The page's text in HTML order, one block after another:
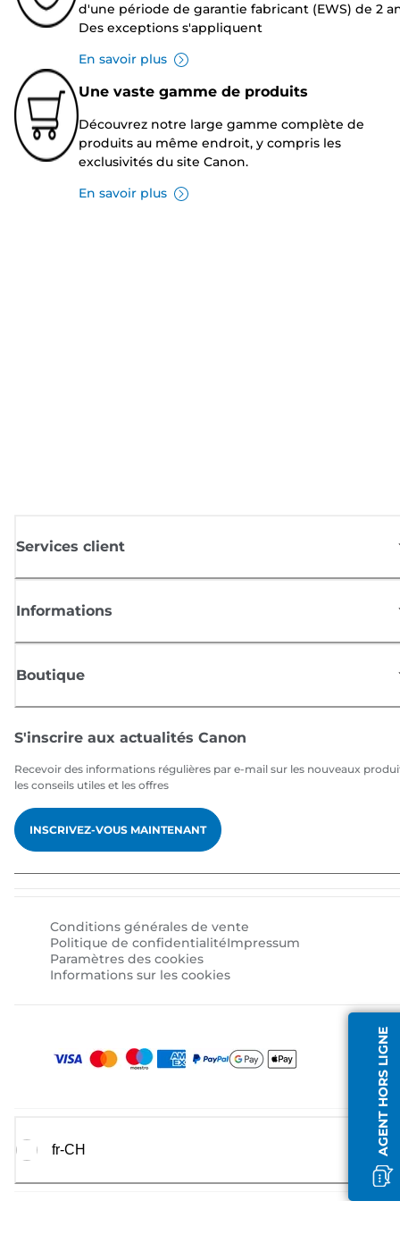
d'une période de garantie fabricant (EWS) de 2
Des exceptions s'appliquent
En savoir plus
Une vaste gamme de produits
Découvrez notre large gamme complète de
produits au même endroit, y compris les
exclusivités du site Canon.
En savoir plus
AGENT HORS LIGNE
Services client
Informations
Boutique
S'inscrire aux actualités Canon
Recevoir des informations régulières par e-mail sur les nouveaux
les conseils utiles et les offres
INSCRIVEZ-VOUS MAINTENANT
Conditions générales de vente
Politique de confidentialitéImpressum
Paramètres des cookies
Informations sur les cookies
fr-CH